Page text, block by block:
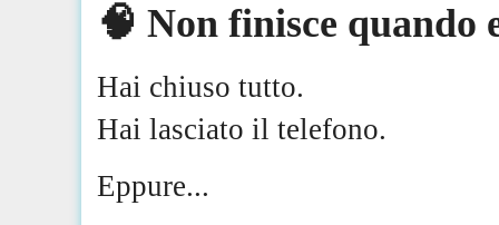
🧠 Non finisce quando
Hai chiuso tutto.
Hai lasciato il telefono.
Eppure...